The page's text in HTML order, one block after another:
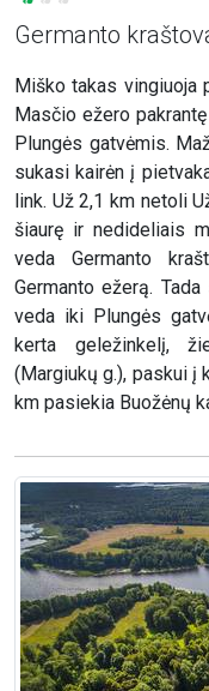
Germanto
Miško takas vingiuoja
Masčio ežero
Plungės gatvėmis.
sukasi kairėn į
link. Už 2,1 km netoli
šiaurę ir nedideliais
veda Germanto
Germanto ežerą.
veda iki Plungės
kerta geležinkelį,
(Margiukų g.), paskui į
km pasiekia Buožėnų